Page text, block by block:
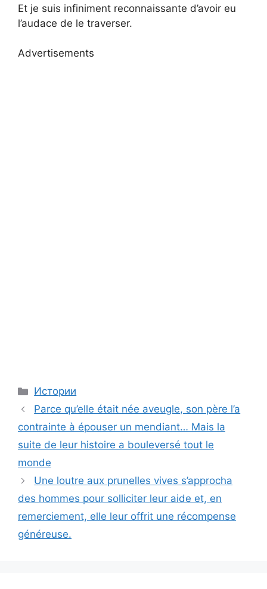
Et je suis infiniment reconnaissante d’avoir eu
l’audace de le traverser.
Advertisements
Categories
Истории
Parce qu’elle était née aveugle, son père l’a
contrainte à épouser un mendiant… Mais la
suite de leur histoire a bouleversé tout le
monde
Une loutre aux prunelles vives s’approcha
des hommes pour solliciter leur aide et, en
remerciement, elle leur offrit une récompense
généreuse.